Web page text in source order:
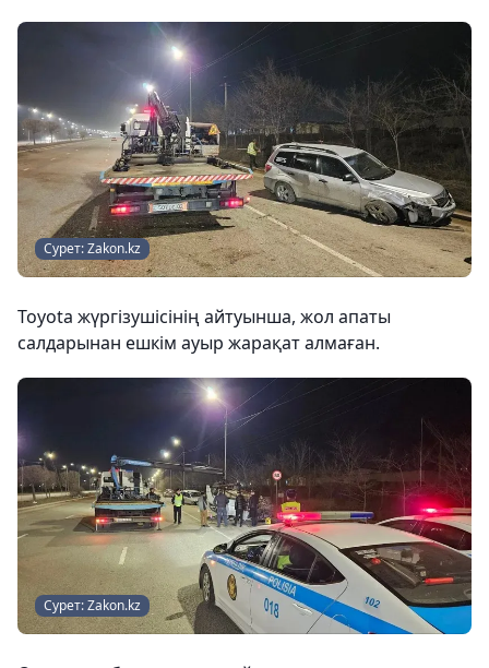
Сурет: Zakon.kz
Toyota жүргізушісінің айтуынша, жол апаты
салдарынан ешкім ауыр жарақат алмаған.
Сурет: Zakon.kz